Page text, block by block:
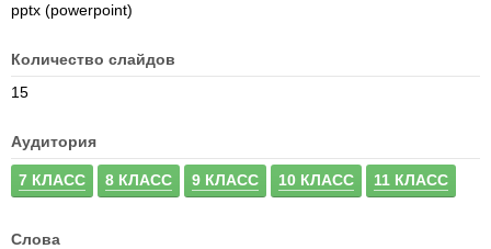
pptx (powerpoint)
Количество слайдов
15
Аудитория
7 КЛАСС 8 КЛАСС 9 КЛАСС 10 КЛАСС 11 КЛАСС
Слова